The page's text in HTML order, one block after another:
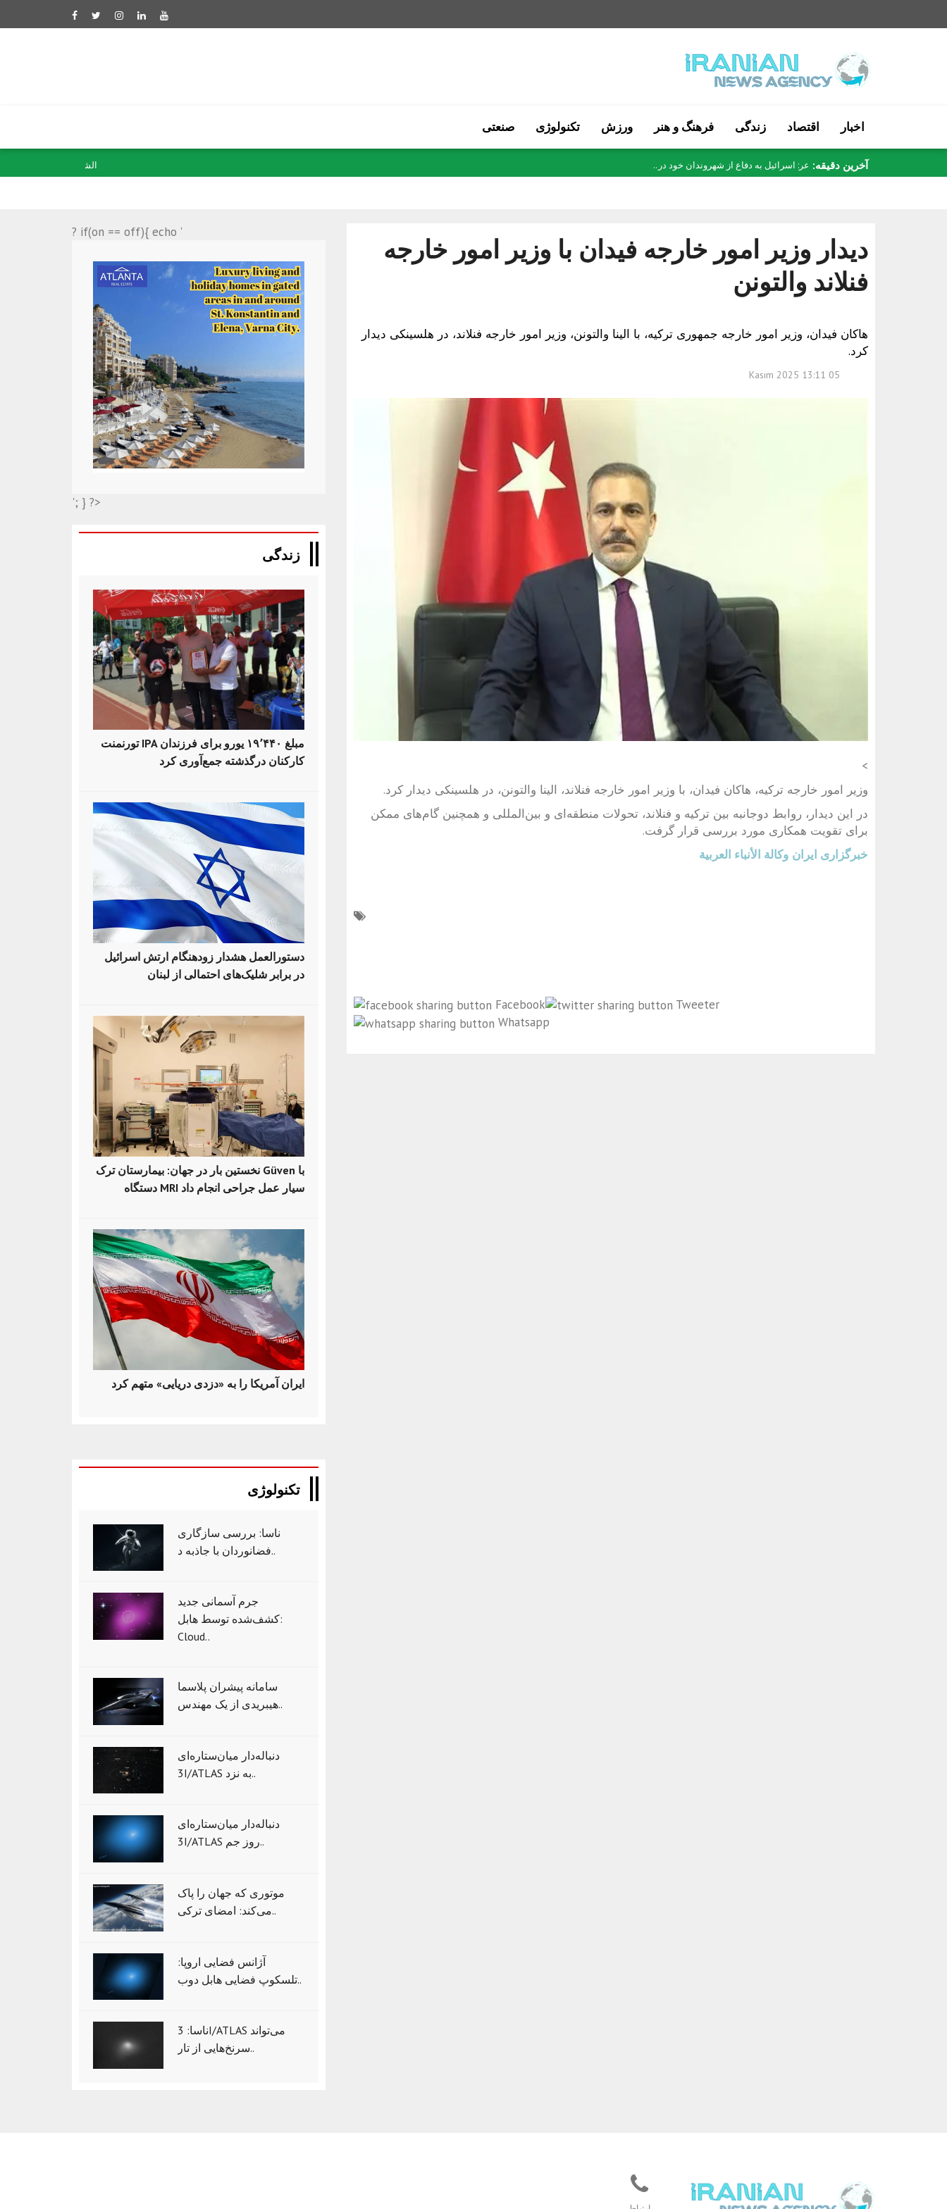
صنعتی تکنولوژی ورزش فرهنگ و هنر زندگی اقتصاد اخبار
آخرین دقیقه: ساعر: اسرائیل به دفاع از شهروندان خود در..
دیدار وزیر امور خارجه فیدان با وزیر امور خارجه
فنلاند والتونن
هاکان فیدان، وزیر امور خارجه جمهوری ترکیه، با الینا والتونن، وزیر امور خارجه فنلاند، در هلسینکی دیدار
کرد.
05 Kasım 2025 13:11
>
وزیر امور خارجه ترکیه، هاکان فیدان، با وزیر امور خارجه فنلاند، الینا والتونن، در هلسینکی دیدار کرد.
در این دیدار، روابط دوجانبه بین ترکیه و فنلاند، تحولات منطقه‌ای و بین‌المللی و همچنین گام‌های ممکن
برای تقویت همکاری مورد بررسی قرار گرفت.
خبرگزاری ایران وكالة الأنباء العربية
Facebook
Tweeter
Whatsapp
? if(on == off){ echo '
'; } ?>
زندگی
تورنمنت IPA مبلغ ۱۹٬۴۴۰ یورو برای فرزندان
کارکنان درگذشته جمع‌آوری کرد
دستورالعمل هشدار زودهنگام ارتش اسرائیل
در برابر شلیک‌های احتمالی از لبنان
نخستین بار در جهان: بیمارستان ترک Güven با
دستگاه MRI سیار عمل جراحی انجام داد
ایران آمریکا را به «دزدی دریایی» متهم کرد
تکنولوژی
ناسا: بررسی سازگاری
فضانوردان با جاذبه د..
جرم آسمانی جدید
کشف‌شده توسط هابل:
Cloud..
سامانه پیشران پلاسما
هیبریدی از یک مهندس..
دنباله‌دار میان‌ستاره‌ای
3I/ATLAS به نزد..
دنباله‌دار میان‌ستاره‌ای
3I/ATLAS روز جم..
موتوری که جهان را پاک
می‌کند: امضای ترکی..
آژانس فضایی اروپا:
تلسکوپ فضایی هابل دوب..
ناسا: 3I/ATLAS می‌تواند
سرنخ‌هایی از تار..